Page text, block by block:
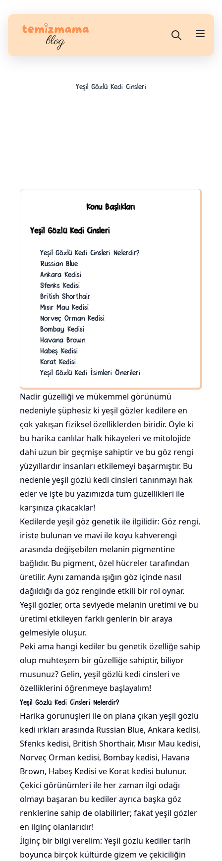
Yeşil Gözlü Kedi Cinsleri
Konu Başlıkları
Yeşil Gözlü Kedi Cinsleri
Yeşil Gözlü Kedi Cinsleri Nelerdir?
Russian Blue
Ankara Kedisi
Sfenks Kedisi
British Shorthair
Mısır Mau Kedisi
Norveç Orman Kedisi
Bombay Kedisi
Havana Brown
Habeş Kedisi
Korat Kedisi
Yeşil Gözlü Kedi İsimleri Önerileri
Nadir güzelliği ve mükemmel görünümü
nedeniyle şüphesiz ki yeşil gözler kedilere en
çok yakışan fiziksel özelliklerden biridir. Öyle ki
bu harika canlılar halk hikayeleri ve mitolojide
dahi uzun bir geçmişe sahiptir ve bu göz rengi
yüzyıllardır insanları etkilemeyi başarmıştır. Bu
nedenle yeşil gözlü kedi cinsleri tanınmayı hak
eder ve işte bu yazımızda tüm güzellikleri ile
karşınıza çıkacaklar!
Kedilerde yeşil göz genetik ile ilgilidir: Göz rengi,
iriste bulunan ve mavi ile koyu kahverengi
arasında değişebilen melanin pigmentine
bağlıdır. Bu pigment, özel hücreler tarafından
üretilir. Aynı zamanda ışığın göz içinde nasıl
dağıldığı da göz renginde etkili bir rol oynar.
Yeşil gözler, orta seviyede melanin üretimi ve bu
üretimi etkileyen farklı genlerin bir araya
gelmesiyle oluşur.
Peki ama hangi kediler bu genetik özelliğe sahip
olup muhteşem bir güzelliğe sahiptir, biliyor
musunuz? Gelin, yeşil gözlü kedi cinsleri ve
özelliklerini öğrenmeye başlayalım!
Yeşil Gözlü Kedi Cinsleri Nelerdir?
Harika görünüşleri ile ön plana çıkan yeşil gözlü
kedi ırkları arasında Russian Blue, Ankara kedisi,
Sfenks kedisi, British Shorthair, Mısır Mau kedisi,
Norveç Orman kedisi, Bombay kedisi, Havana
Brown, Habeş Kedisi ve Korat kedisi bulunur.
Çekici görünümleri ile her zaman ilgi odağı
olmayı başaran bu kediler ayrıca başka göz
renklerine sahip de olabilirler; fakat yeşil gözler
en ilginç olanlarıdır!
İlginç bir bilgi verelim: Yeşil gözlü kediler tarih
boyunca birçok kültürde gizem ve çekiciliğin